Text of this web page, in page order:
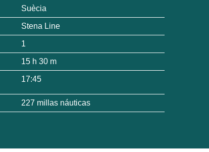
Suècia
Stena Line
1
15 h 30 m
17:45
227 millas náuticas